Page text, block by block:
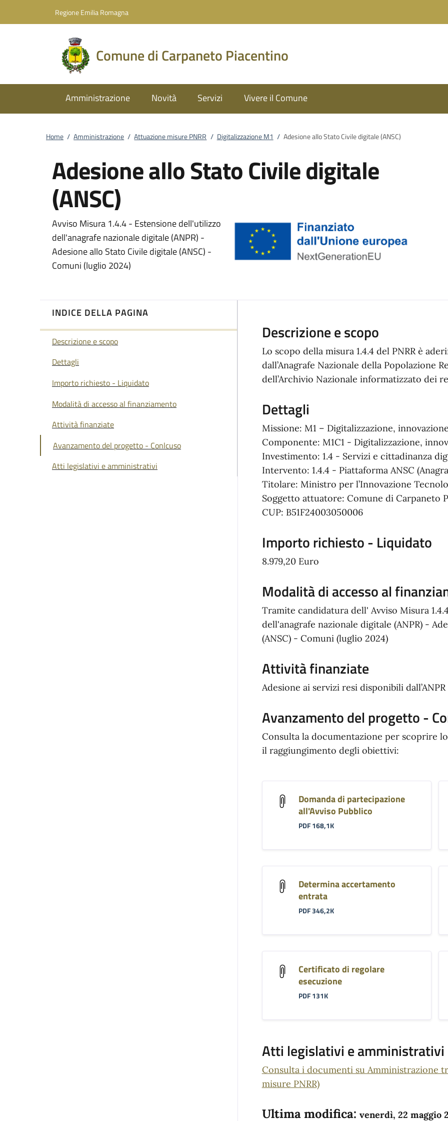
Regione Emilia Romagna
Comune di Carpaneto Piacentino
Amministrazione Novità Servizi Vivere il Comune
Home / Amministrazione / Attuazione misure PNRR / Digitalizzazione M1 / Adesione allo Stato Civile digitale (ANSC)
Adesione allo Stato Civile digitale
(ANSC)
Avviso Misura 1.4.4 - Estensione dell'utilizzo
dell'anagrafe nazionale digitale (ANPR) -
Adesione allo Stato Civile digitale (ANSC) -
Comuni (luglio 2024)
INDICE DELLA PAGINA
Descrizione e scopo
Dettagli
Importo richiesto - Liquidato
Modalità di accesso al finanziamento
Attività finanziate
Avanzamento del progetto - Conlcuso
Atti legislativi e amministrativi
Descrizione e scopo
Lo scopo della misura 1.4.4 del PNRR è
dall’Anagrafe Nazionale della Popolazione
dell’Archivio Nazionale informatizzato dei
Dettagli
Missione: M1 – Digitalizzazione,
Componente: M1C1 - Digitalizzazione,
Investimento: 1.4 - Servizi e cittadinanza
Intervento: 1.4.4 - Piattaforma ANSC
Titolare: Ministro per l’Innovazione
Soggetto attuatore: Comune di Carpaneto
CUP: B51F24003050006
Importo richiesto - Liquidato
8.979,20 Euro
Modalità di accesso al
Tramite candidatura dell' Avviso Misura
dell'anagrafe nazionale digitale (ANPR) -
(ANSC) - Comuni (luglio 2024)
Attività finanziate
Adesione ai servizi resi disponibili dall’ANPR
Avanzamento del progetto -
Consulta la documentazione per scoprire
il raggiungimento degli obiettivi:
Domanda di partecipazione
all'Avviso Pubblico
PDF 168,1K
Determina accertamento
entrata
PDF 346,2K
Certificato di regolare
esecuzione
PDF 131K
Atti legislativi e amministrativi
Consulta i documenti su Amministrazione
misure PNRR)
Ultima modifica: venerdì, 22 maggio